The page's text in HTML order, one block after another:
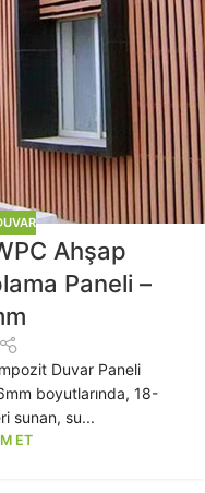
Ahşap
Paneli –
Duvar Paneli
boyutlarında, 18-
sunan, su...
ET